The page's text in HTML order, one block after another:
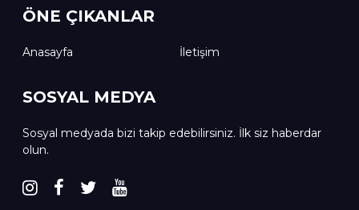
ÖNE ÇIKANLAR
Anasayfa İletişim
SOSYAL MEDYA
Sosyal medyada bizi takip edebilirsiniz. İlk siz haberdar
olun.